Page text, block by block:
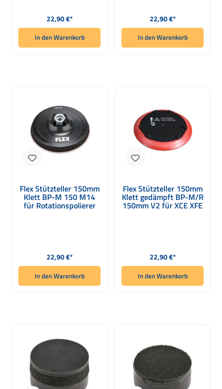
Regulärer Preis:
22,90 €*
In den Warenkorb
Regulärer Preis:
22,90 €*
In den Warenkorb
Flex Stützteller 150mm
Klett BP-M 150 M14
für Rotationspolierer
Regulärer Preis:
22,90 €*
In den Warenkorb
Flex Stützteller 150mm
Klett gedämpft BP-M/R
150mm V2 für XCE XFE
Regulärer Preis:
22,90 €*
In den Warenkorb